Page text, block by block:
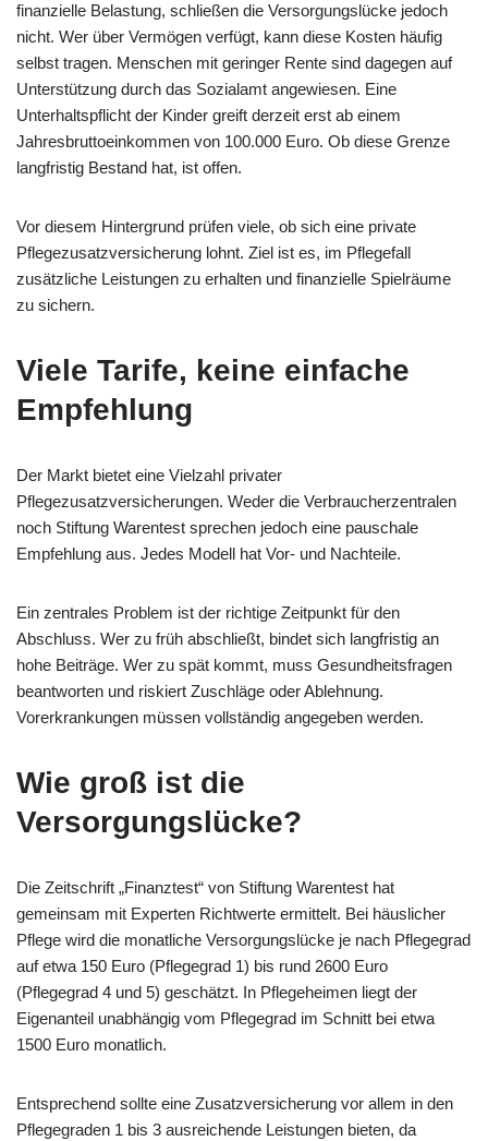
finanzielle Belastung, schließen die Versorgungslücke jedoch
nicht. Wer über Vermögen verfügt, kann diese Kosten häufig
selbst tragen. Menschen mit geringer Rente sind dagegen auf
Unterstützung durch das Sozialamt angewiesen. Eine
Unterhaltspflicht der Kinder greift derzeit erst ab einem
Jahresbruttoeinkommen von 100.000 Euro. Ob diese Grenze
langfristig Bestand hat, ist offen.
Vor diesem Hintergrund prüfen viele, ob sich eine private
Pflegezusatzversicherung lohnt. Ziel ist es, im Pflegefall
zusätzliche Leistungen zu erhalten und finanzielle Spielräume
zu sichern.
Viele Tarife, keine einfache
Empfehlung
Der Markt bietet eine Vielzahl privater
Pflegezusatzversicherungen. Weder die Verbraucherzentralen
noch Stiftung Warentest sprechen jedoch eine pauschale
Empfehlung aus. Jedes Modell hat Vor- und Nachteile.
Ein zentrales Problem ist der richtige Zeitpunkt für den
Abschluss. Wer zu früh abschließt, bindet sich langfristig an
hohe Beiträge. Wer zu spät kommt, muss Gesundheitsfragen
beantworten und riskiert Zuschläge oder Ablehnung.
Vorerkrankungen müssen vollständig angegeben werden.
Wie groß ist die
Versorgungslücke?
Die Zeitschrift „Finanztest“ von Stiftung Warentest hat
gemeinsam mit Experten Richtwerte ermittelt. Bei häuslicher
Pflege wird die monatliche Versorgungslücke je nach Pflegegrad
auf etwa 150 Euro (Pflegegrad 1) bis rund 2600 Euro
(Pflegegrad 4 und 5) geschätzt. In Pflegeheimen liegt der
Eigenanteil unabhängig vom Pflegegrad im Schnitt bei etwa
1500 Euro monatlich.
Entsprechend sollte eine Zusatzversicherung vor allem in den
Pflegegraden 1 bis 3 ausreichende Leistungen bieten, da